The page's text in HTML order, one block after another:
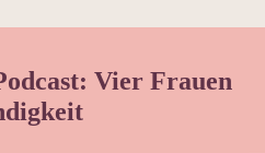
Vier Frauen